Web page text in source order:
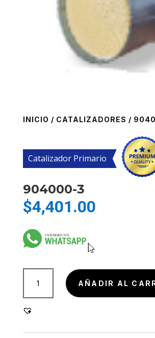
INICIO / CATALIZADORES /
Catalizador Primario
904000-3
$4,401.00
cantidad
AÑADIR AL